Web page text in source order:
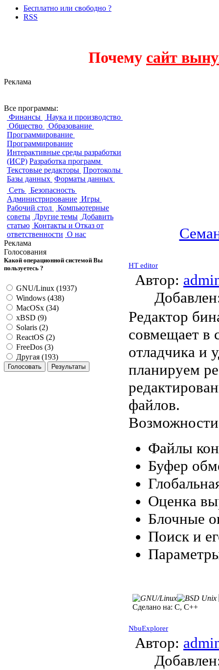
Бесплатно или свободно ?
RSS
Почему сайт
Реклама
Все программы:
Финансы
Наука и производство
Общество
Образование
Программирование
Программирование
Интерактивные среды разработки
(ИСР) Разработка программ
Текстовые редакторы Протоколы
Базы данных Форматы данных
Сеть
Безопасность
Администрирование Игры
Рабочий стол
Компьютерные
советы Другие темы Добавить
статью Контакты и Отказ от
ответственности О нас
Реклама
Голосования
Какой операционной системой Вы
пользуетесь ?
GNU/Linux (1937)
Windows (438)
MacOSx (34)
xBSD (9)
Solaris (2)
ReactOS (2)
FreeDos (3)
Другая (193)
HT editor
Автор:
Редактор
совмещает в
отладчика и
планируем
файлов.
Файлы
Буфер
Оценка
Блочные
Поиск и
Сделано на: C, C++
NbuExplorer
Автор: